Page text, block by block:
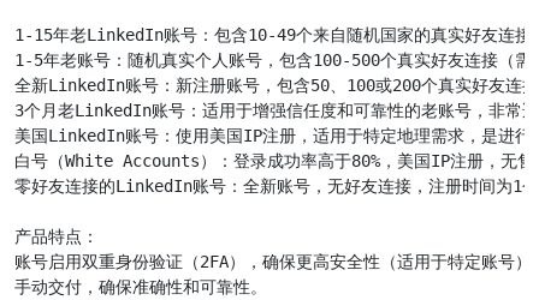
1-15年老LinkedIn账号：包含10-49个来自随机国家的真实好友连
1-5年老账号：随机真实个人账号，包含100-500个真实好友连接（需
全新LinkedIn账号：新注册账号，包含50、100或200个真实好友连
3个月老LinkedIn账号：适用于增强信任度和可靠性的老账号，非常
美国LinkedIn账号：使用美国IP注册，适用于特定地理需求，是进
白号（White Accounts）：登录成功率高于80%，美国IP注册，无售
零好友连接的LinkedIn账号：全新账号，无好友连接，注册时间为1
产品特点：
账号启用双重身份验证（2FA），确保更高安全性（适用于特定账号）
手动交付，确保准确性和可靠性。